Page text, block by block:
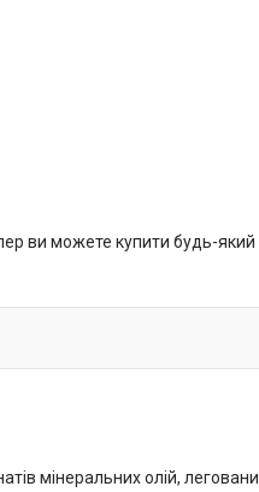
ви можете купити будь-
мінеральних олій,